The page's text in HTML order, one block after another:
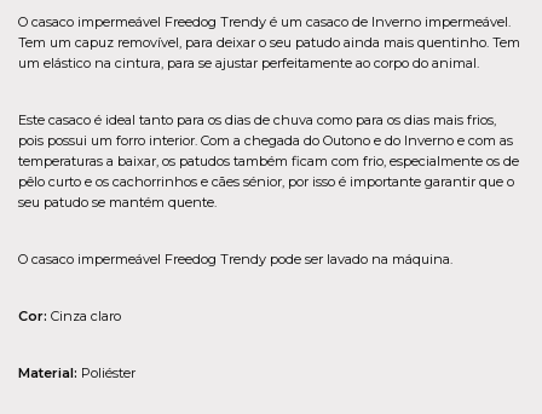
O casaco impermeável Freedog Trendy é um casaco de Inverno impermeável.
Tem um capuz removível, para deixar o seu patudo ainda mais quentinho. Tem
um elástico na cintura, para se ajustar perfeitamente ao corpo do animal.
Este casaco é ideal tanto para os dias de chuva como para os dias mais frios,
pois possui um forro interior. Com a chegada do Outono e do Inverno e com as
temperaturas a baixar, os patudos também ficam com frio, especialmente os de
pêlo curto e os cachorrinhos e cães sénior, por isso é importante garantir que o
seu patudo se mantém quente.
O casaco impermeável Freedog Trendy pode ser lavado na máquina.
Cor: Cinza claro
Material: Poliéster